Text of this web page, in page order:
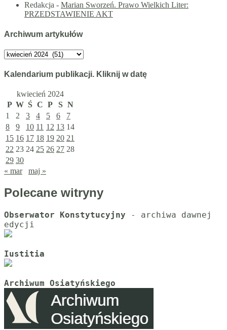
Redakcja - Marian Sworzeń. Prawo Wielkich Liter:
PRZEDSTAWIENIE AKT
Archiwum artykułów
Archiwum
Kalendarium publikacji. Kliknij w datę
kwiecień 2024
P W Ś C P S N
1
2 3 4 5 6
7
8
9 10 11 12 13 14
15 16 17 18 19 20 21
22 23 24 25 26 27 28
29 30
« mar
maj »
Polecane witryny
Obserwator Konstytucyjny - archiwa dawnej
Iustitia
Archiwum Osiatyńskiego